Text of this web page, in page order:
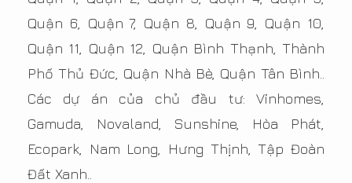
Quận 6, Quận 7, Quận 8, Quận 9, Quận 10,
Quận 11, Quận 12, Quận Bình Thạnh, Thành
Phố Thủ Đức, Quận Nhà Bè, Quận Tân Bình..
Các dự án của chủ đầu tư: Vinhomes,
Gamuda, Novaland, Sunshine, Hòa Phát,
Ecopark, Nam Long, Hưng Thịnh, Tập Đoàn
Đất Xanh..